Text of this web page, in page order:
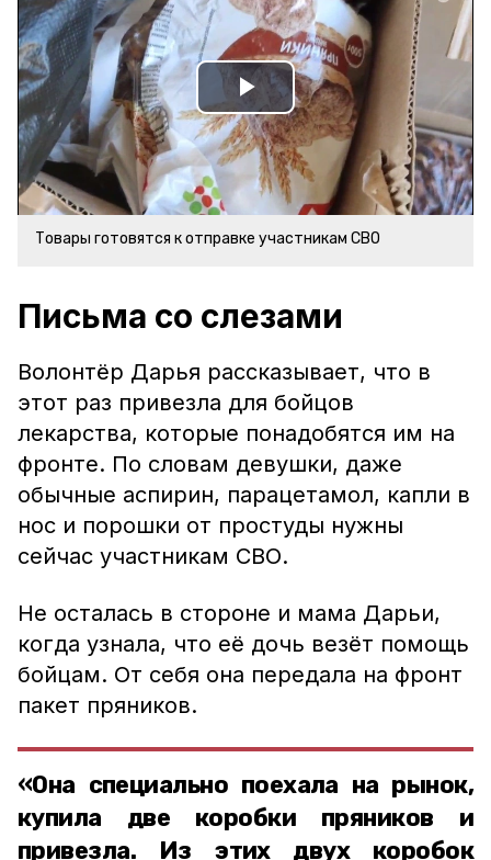
Play
Video
Товары готовятся к отправке участникам СВО
Письма со слезами
Волонтёр Дарья рассказывает, что в
этот раз привезла для бойцов
лекарства, которые понадобятся им на
фронте. По словам девушки, даже
обычные аспирин, парацетамол, капли в
нос и порошки от простуды нужны
сейчас участникам СВО.
Не осталась в стороне и мама Дарьи,
когда узнала, что её дочь везёт помощь
бойцам. От себя она передала на фронт
пакет пряников.
«Она специально поехала на рынок,
купила две коробки пряников и
привезла. Из этих двух коробок